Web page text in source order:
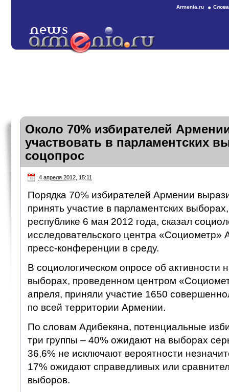
Armenia.ru
Около 70% избирателей
участвовать в парламентских
соцопрос
4 апреля 2012, 15:11
Порядка 70% избирателей Армении
принять участие в парламентских
республике 6 мая 2012 года, сказал
исследовательского центра «Социометр»
пресс-конференции в среду.
В социологическом опросе об активности
выборах, проведенном центром
апреля, приняли участие 1650
по всей территории Армении.
По словам Адибекяна, потенциальные
три группы – 40% ожидают на выборах
36,6% не исключают вероятности
17% ожидают справедливых или
выборов.